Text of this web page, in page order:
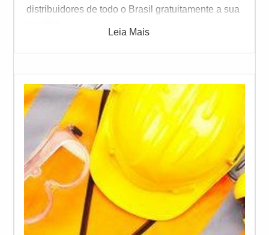
distribuidores de todo o Brasil gratuitamente a sua
Leia Mais